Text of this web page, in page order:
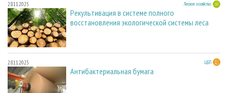
28.11.2025 Лесное хозяйство
Рекультивация в системе полного
восстановления экологической системы леса
28.11.2025 ЦБП
Антибактериальная бумага